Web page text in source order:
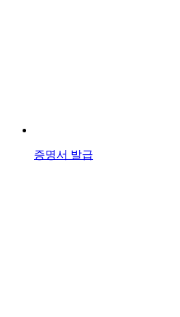
증명서 발급